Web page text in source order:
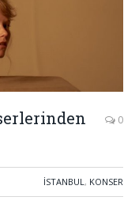
0
İSTANBUL, KONSER